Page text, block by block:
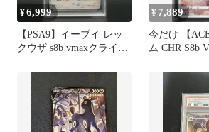
¥6,999
【PSA9】イーブイ レッ
クウザ s8b vmaxクライマ
¥ 7,889
今だけ 【
ム CHR S8b